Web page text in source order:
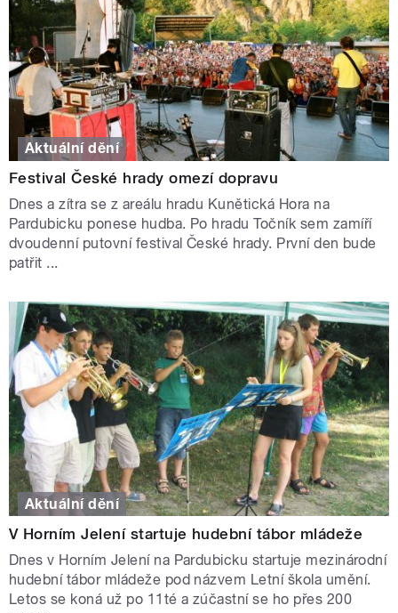
Aktuální dění
Festival České hrady omezí dopravu
Dnes a zítra se z areálu hradu Kunětická Hora na
Pardubicku ponese hudba. Po hradu Točník sem zamíří
dvoudenní putovní festival České hrady. První den bude
patřit ...
Aktuální dění
V Horním Jelení startuje hudební tábor mládeže
Dnes v Horním Jelení na Pardubicku startuje mezinárodní
hudební tábor mládeže pod názvem Letní škola umění.
Letos se koná už po 11té a zúčastní se ho přes 200